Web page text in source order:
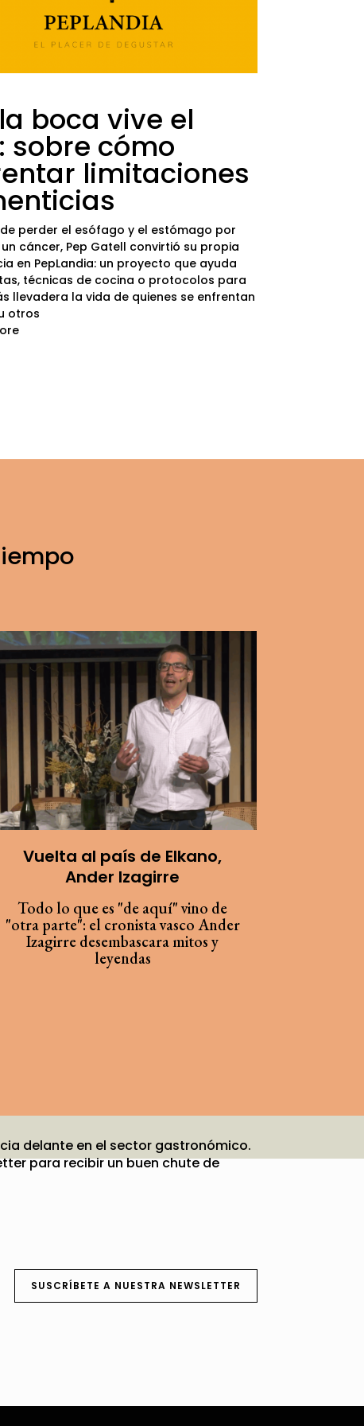
boca vive el
sobre cómo
limitaciones
perder el esófago y el estómago por
cáncer, Pep Gatell convirtió su propia
en PepLandia: un proyecto que ayuda
técnicas de cocina o protocolos para
llevadera la vida de quienes se enfrentan
otros
Vuelta al país de Elkano,
Ander Izagirre
Todo lo que es "de aquí" vino de
"otra parte": el cronista vasco Ander
Izagirre desembascara mitos y
leyendas
delante en el sector gastronómico.
para recibir un buen chute de
SUSCRÍBETE A NUESTRA NEWSLETTER